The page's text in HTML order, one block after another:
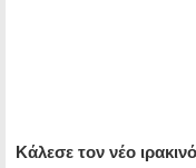
Κάλεσε τον νέο